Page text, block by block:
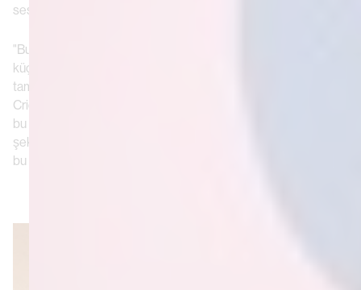
sessiz, sıcak duygular."
"Bu bir alev sahnesi gibi değil mi? Birbirine yaslanan insanların
küçük bir sürtünmesiyle başlayan ve kısa sürede büyüyerek
tam bir yangına dönüşen küçük bir kor gibi. Çalışmalarım ile
Cricket arasındaki ortak noktanın bu olduğunu düşündüm ve
bu imge en başından beri aklımda kaldı. Beş çiçeğin farklı
şekilleri var ama hepsi de alevleri sembolize ediyor ve ben de
bu duyguların ifade edildiği farklı yolları göstermek istedim."